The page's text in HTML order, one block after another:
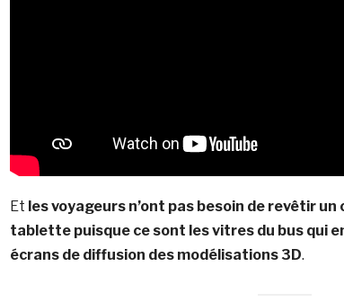
Et les voyageurs n’ont pas besoin de revêtir
tablette puisque ce sont les vitres du bus qui
écrans de diffusion des modélisations 3D.